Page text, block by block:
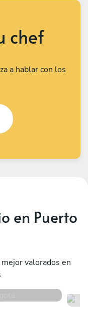
chef
a hablar con los
en Puerto
valorados en